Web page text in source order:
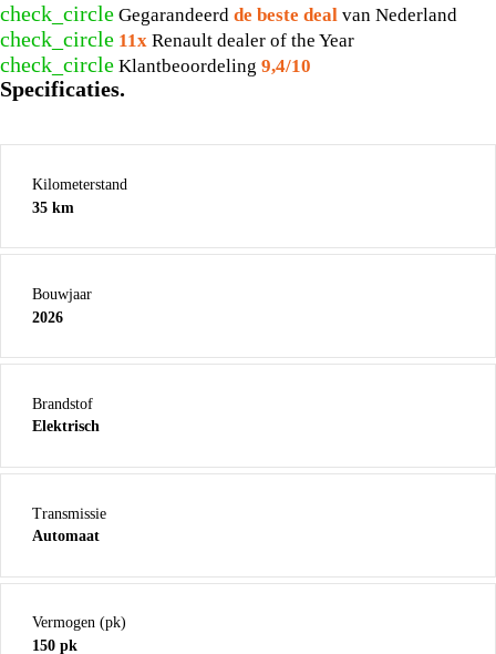
Maandbedrag berekenen
check_circle Gegarandeerd de beste deal van Nederland
check_circle 11x Renault dealer of the Year
check_circle Klantbeoordeling 9,4/10
Specificaties.
Kilometerstand
35 km
Bouwjaar
2026
Brandstof
Elektrisch
Transmissie
Automaat
Vermogen (pk)
150 pk